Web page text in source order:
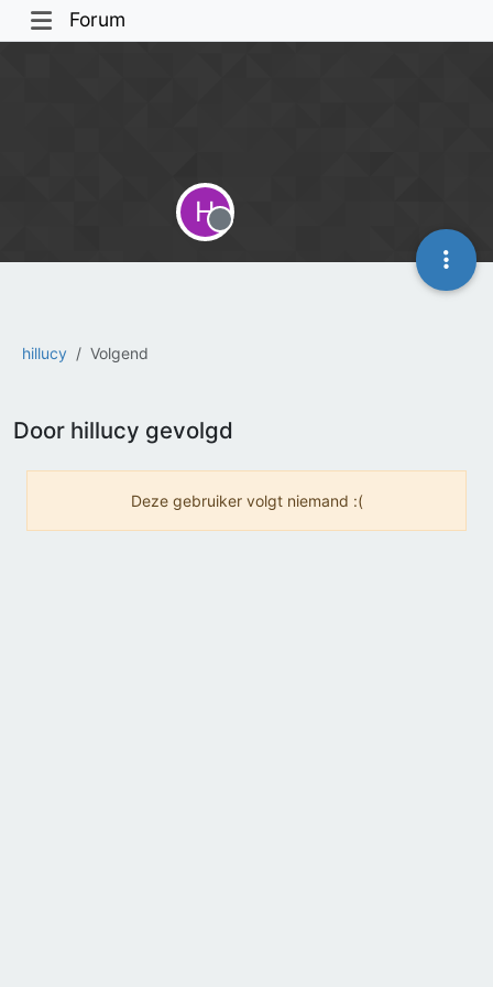
Forum
hillucy Volgend
H
Offline
Door hillucy gevolgd
Deze gebruiker volgt niemand :(